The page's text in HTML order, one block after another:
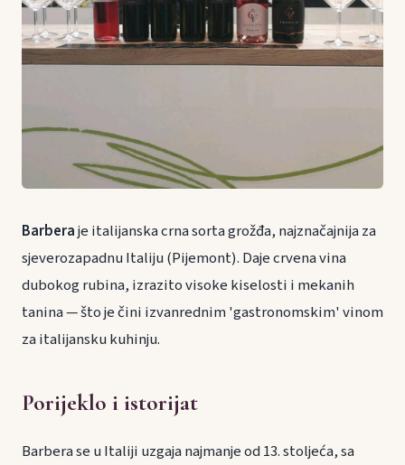
Barberaje italijanska crna sorta grožđa, najznačajnija za
sjeverozapadnu Italiju (Pijemont). Daje crvena vina
dubokog rubina, izrazito visoke kiselosti i mekanih
tanina — što je čini izvanrednim 'gastronomskim' vinom
za italijansku kuhinju.
Porijeklo i istorijat
Barbera se u Italiji uzgaja najmanje od 13. stoljeća, sa